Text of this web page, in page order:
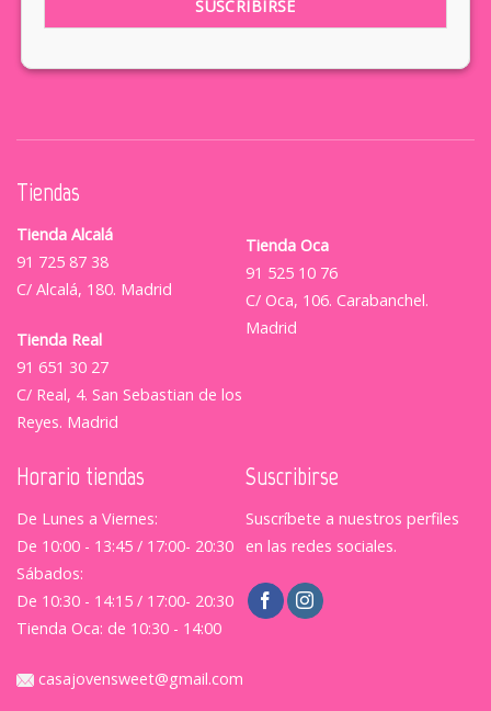
Tiendas
Tienda Alcalá
91 725 87 38
C/ Alcalá, 180. Madrid
Tienda Real
91 651 30 27
C/ Real, 4. San Sebastian de los
Reyes. Madrid
Tienda Oca
91 525 10 76
C/ Oca, 106. Carabanchel.
Madrid
Horario tiendas
De Lunes a Viernes:
De 10:00 - 13:45 / 17:00- 20:30
Sábados:
De 10:30 - 14:15 / 17:00- 20:30
Tienda Oca: de 10:30 - 14:00
Suscribirse
Suscríbete a nuestros perfiles
en las redes sociales.
casajovensweet@gmail.com